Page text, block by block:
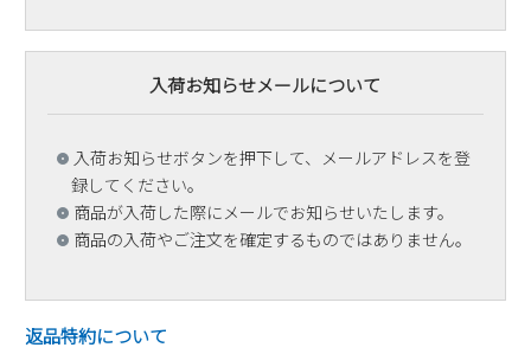
入荷お知らせメールについて
入荷お知らせボタンを押下して、メールアドレスを登
録してください。
商品が入荷した際にメールでお知らせいたします。
商品の入荷やご注文を確定するものではありません。
返品特約について